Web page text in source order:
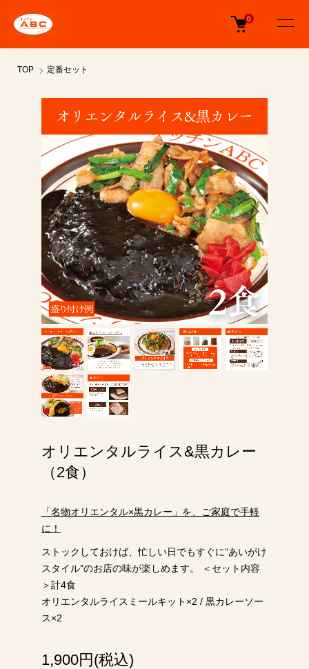
0
TOP 定番セット
オリエンタルライス&黒カレー
（2食）
「名物オリエンタル×黒カレー」を、ご家庭で手軽
に！
ストックしておけば、忙しい日でもすぐに“あいがけ
スタイル”のお店の味が楽しめます。 ＜セット内容
＞計4食
オリエンタルライスミールキット×2 / 黒カレーソー
ス×2
1,900円(税込)